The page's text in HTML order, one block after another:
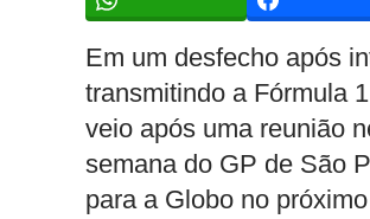
Em um desfecho após
transmitindo a Fórmula
veio após uma reunião
semana do GP de São
para a Globo no